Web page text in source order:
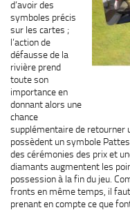
d’avoir des
symboles précis
sur les cartes ;
l’action de
défausse de la
rivière prend
toute son
importance en
donnant alors une
chance
supplémentaire de retourner
possèdent un symbole
des cérémonies des prix et
diamants augmentent les
possession à la fin du jeu.
fronts en même temps, il
prenant en compte ce que